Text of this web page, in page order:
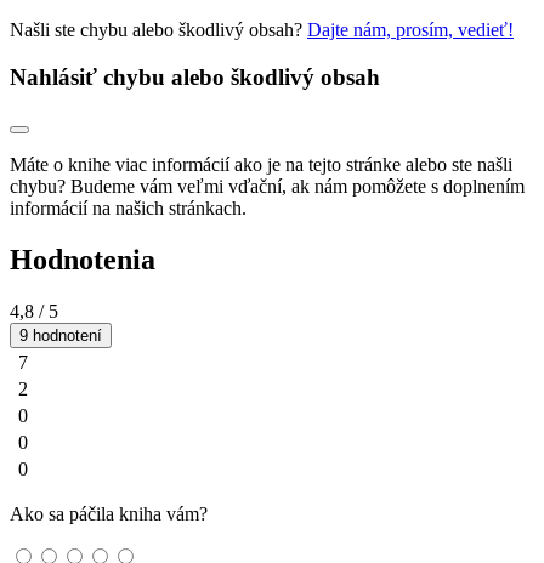
Našli ste chybu alebo škodlivý obsah? Dajte nám, prosím, vedieť!
Nahlásiť chybu alebo škodlivý obsah
Máte o knihe viac informácií ako je na tejto stránke alebo ste našli
chybu? Budeme vám veľmi vďační, ak nám pomôžete s doplnením
informácií na našich stránkach.
Hodnotenia
4,8 / 5
9 hodnotení
7
2
0
0
0
Ako sa páčila kniha vám?